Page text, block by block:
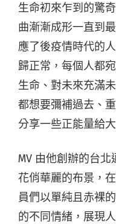
生命初來乍到的驚
曲漸漸成形一直到
應了後疫情時代的
歸正常，每個人都
生命、對未來充滿
都想要彌補過去、
分享一些正能量給大
MV 由他創辦的台
花俏華麗的布景，
員們以單純且赤裸
的不同情緒，展現